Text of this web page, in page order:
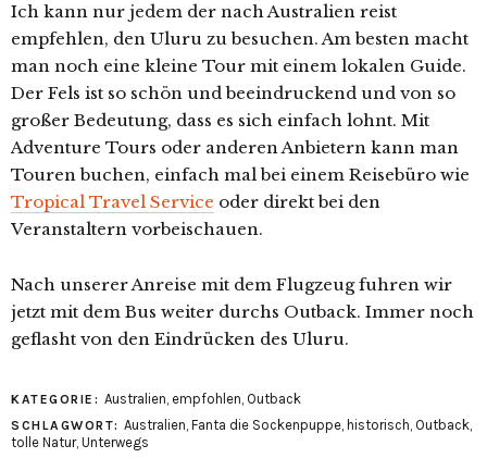
Ich kann nur jedem der nach Australien reist
empfehlen, den Uluru zu besuchen. Am besten macht
man noch eine kleine Tour mit einem lokalen Guide.
Der Fels ist so schön und beeindruckend und von so
großer Bedeutung, dass es sich einfach lohnt. Mit
Adventure Tours oder anderen Anbietern kann man
Touren buchen, einfach mal bei einem Reisebüro wie
Tropical Travel Service oder direkt bei den
Veranstaltern vorbeischauen.
Nach unserer Anreise mit dem Flugzeug fuhren wir
jetzt mit dem Bus weiter durchs Outback. Immer noch
geflasht von den Eindrücken des Uluru.
KATEGORIE: Australien, empfohlen, Outback
SCHLAGWORT: Australien, Fanta die Sockenpuppe, historisch, Outback,
tolle Natur, Unterwegs